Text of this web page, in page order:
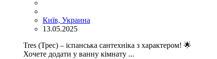
Київ, Украина
13.05.2025
Tres (Трес) – іспанська сантехніка з характером! 🌟
Хочете додати у ванну кімнату ...